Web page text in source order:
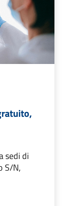
sedi di
S/N,